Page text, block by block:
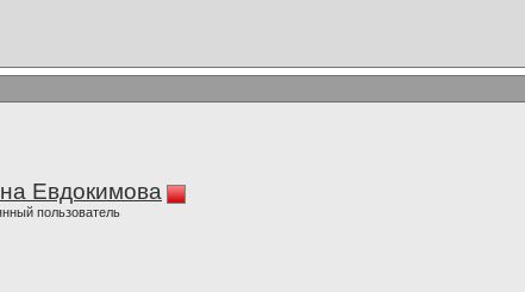
Евдокимова
пользователь